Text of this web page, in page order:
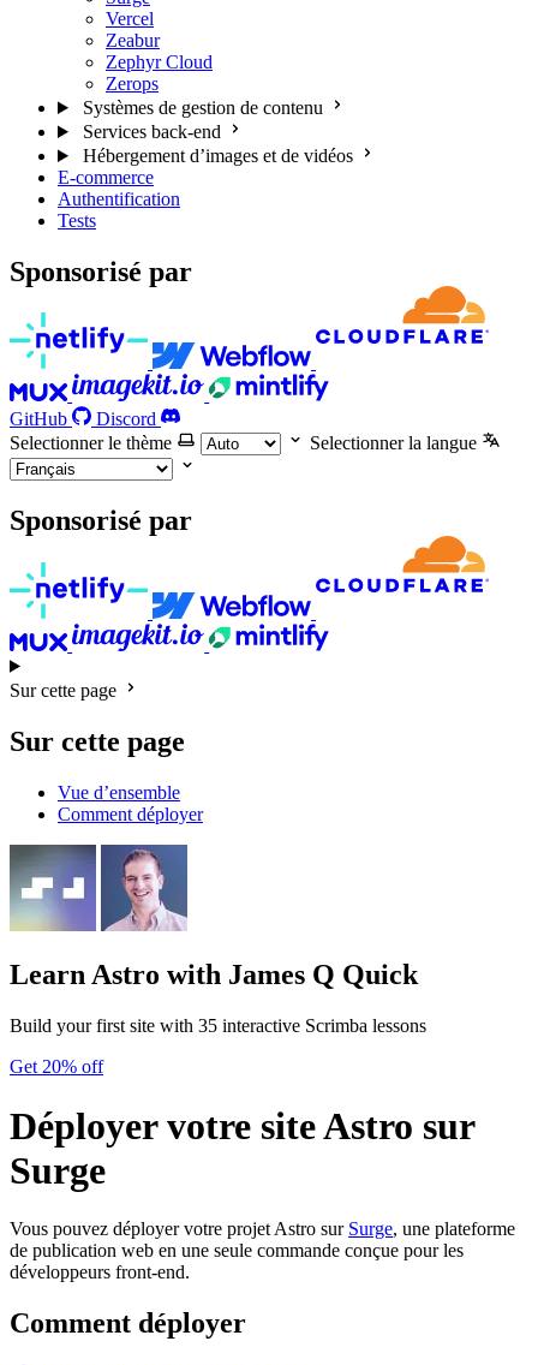
Vercel
Zeabur
Zephyr Cloud
Zerops
Systèmes de gestion de contenu
Services back-end
Hébergement d’images et de vidéos
E-commerce
Authentification
Tests
Sponsorisé par
GitHub
Discord
Selectionner le thème
Selectionner la langue
Sponsorisé par
Sur cette page
Sur cette page
Vue d’ensemble
Comment déployer
Learn Astro with James Q Quick
Build your first site with 35 interactive Scrimba lessons
Get 20% off
Déployer votre site Astro sur
Surge
Vous pouvez déployer votre projet Astro sur Surge, une plateforme
de publication web en une seule commande conçue pour les
développeurs front-end.
Comment déployer